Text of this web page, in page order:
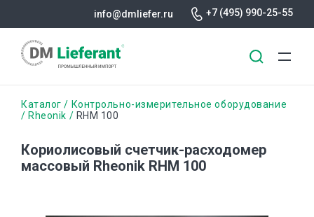
содержанию
info@dmliefer.ru +7 (495) 990-25-55
Строка
Каталог
Контрольно-измерительное оборудование
Rheonik
RHM 100
Кориолисовый счетчик-расходомер
массовый Rheonik RHM 100